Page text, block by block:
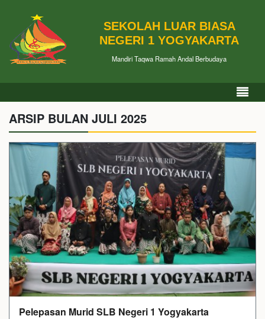
SEKOLAH LUAR BIASA
NEGERI 1 YOGYAKARTA
Mandiri Taqwa Ramah Andal Berbudaya
ARSIP BULAN JULI 2025
Pelepasan Murid SLB Negeri 1 Yogyakarta